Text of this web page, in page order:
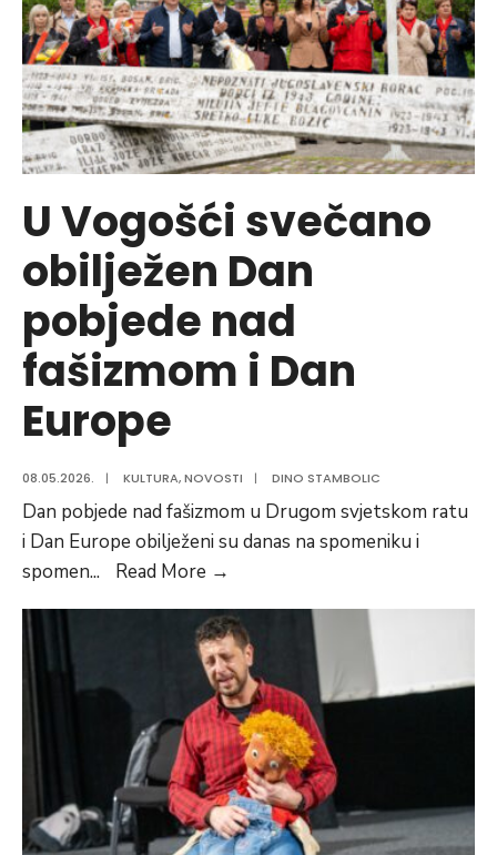
obilježili
svoj
dan
U Vogošći svečano
obilježen Dan
pobjede nad
fašizmom i Dan
Europe
08.05.2026. | KULTURA,NOVOSTI | DINO STAMBOLIC
Dan pobjede nad fašizmom u Drugom svjetskom ratu
i Dan Europe obilježeni su danas na spomeniku i
spomen... Read More →
svečano
obilježen
Dan
pobjede
nad
fašizmom
i
Dan